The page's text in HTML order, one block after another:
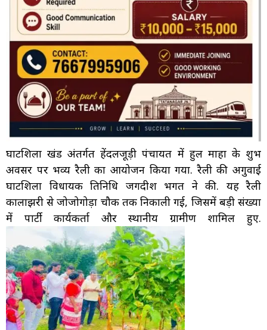
घाटशिला प्रखंड अंतर्गत हेंदलजूड़ी पंचायत में हुल माहा के शुभ
अवसर पर भव्य रैली का आयोजन किया गया. रैली की अगुवाई
घाटशिला विधायक प्रतिनिधि जगदीश भगत ने की. यह रैली
कालाझरी से जोजोगोड़ा चौक तक निकाली गई, जिसमें बड़ी संख्या
में पार्टी कार्यकर्ता और स्थानीय ग्रामीण शामिल हुए.